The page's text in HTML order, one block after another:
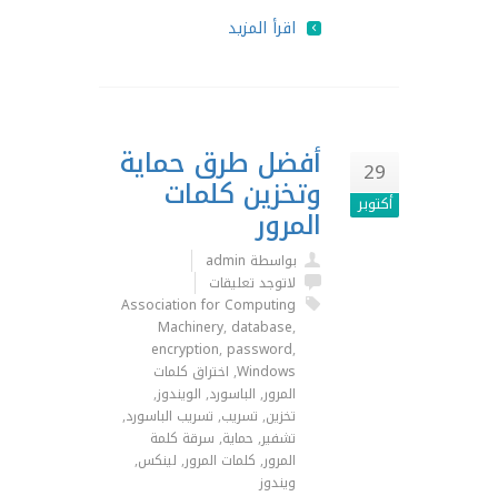
اقرأ المزيد
29
أكتوبر
أفضل طرق حماية
وتخزين كلمات
المرور
بواسطة admin
لاتوجد تعليقات
Association for Computing
Machinery, database,
encryption, password,
Windows
, اختراق كلمات
المرور, الباسورد, الويندوز,
تخزين, تسريب, تسريب الباسورد,
تشفير, حماية, سرقة كلمة
المرور, كلمات المرور, لينكس,
ويندوز